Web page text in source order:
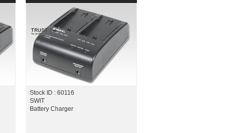
Stock ID : 60116
SWIT
Battery Charger